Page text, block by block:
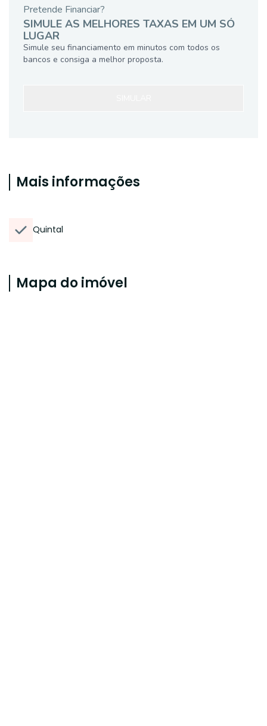
Pretende Financiar?
SIMULE AS MELHORES TAXAS EM UM SÓ
LUGAR
Simule seu financiamento em minutos com todos os
bancos e consiga a melhor proposta.
Mais informações
Quintal
Mapa do imóvel